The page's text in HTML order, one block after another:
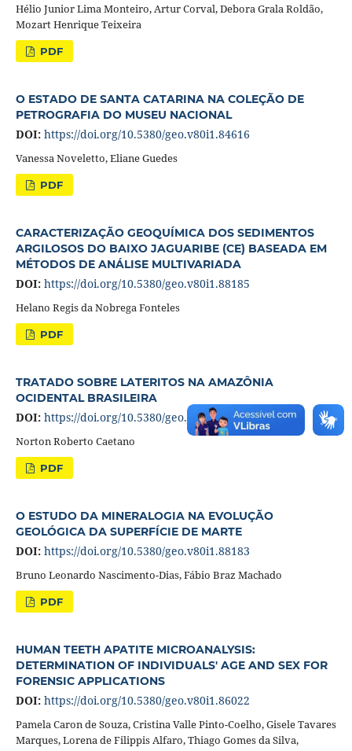
Hélio Junior Lima Monteiro, Artur Corval, Debora Grala Roldão,
Mozart Henrique Teixeira
PDF
O ESTADO DE SANTA CATARINA NA COLEÇÃO DE
PETROGRAFIA DO MUSEU NACIONAL
DOI: https://doi.org/10.5380/geo.v80i1.84616
Vanessa Noveletto, Eliane Guedes
PDF
CARACTERIZAÇÃO GEOQUÍMICA DOS SEDIMENTOS
ARGILOSOS DO BAIXO JAGUARIBE (CE) BASEADA EM
MÉTODOS DE ANÁLISE MULTIVARIADA
DOI: https://doi.org/10.5380/geo.v80i1.88185
Helano Regis da Nobrega Fonteles
PDF
TRATADO SOBRE LATERITOS NA AMAZÔNIA
OCIDENTAL BRASILEIRA
DOI: https://doi.org/10.5380/geo.v80i1.81140
Norton Roberto Caetano
PDF
O ESTUDO DA MINERALOGIA NA EVOLUÇÃO
GEOLÓGICA DA SUPERFÍCIE DE MARTE
DOI: https://doi.org/10.5380/geo.v80i1.88183
Bruno Leonardo Nascimento-Dias, Fábio Braz Machado
PDF
HUMAN TEETH APATITE MICROANALYSIS:
DETERMINATION OF INDIVIDUALS' AGE AND SEX FOR
FORENSIC APPLICATIONS
DOI: https://doi.org/10.5380/geo.v80i1.86022
Pamela Caron de Souza, Cristina Valle Pinto-Coelho, Gisele Tavares
Marques, Lorena de Filippis Alfaro, Thiago Gomes da Silva,